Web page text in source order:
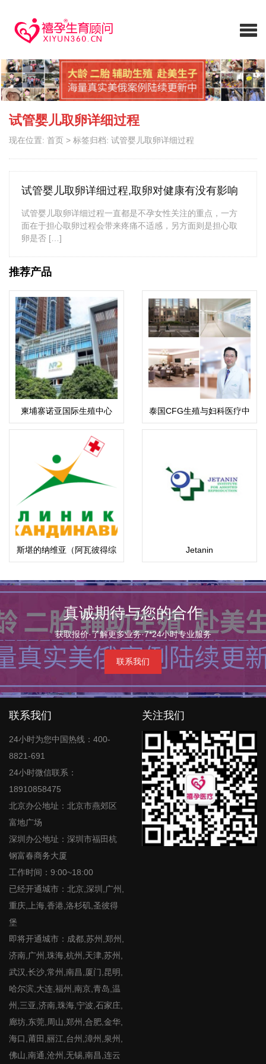
试管婴儿取卵详细过程
现在位置: 首页 > 标签归档: 试管婴儿取卵详细过程
试管婴儿取卵详细过程,取卵对健康有没有影响
试管婴儿取卵详细过程一直都是不孕女性关注的重点，一方
面在于担心取卵过程会带来疼痛不适感，另方面则是担心取
卵是否 […]
推荐产品
柬埔寨诺亚国际生殖中心
泰国CFG生殖与妇科医疗中
心
斯堪的纳维亚（阿瓦彼得综
合医院）
Jetanin
真诚期待与您的合作
获取报价·了解更多业务·7*24小时专业服务
联系我们
联系我们
24小时为您中国热线：400-
8821-691
24小时微信联系：
18910858475
北京办公地址：北京市燕郊区
富地广场
深圳办公地址：深圳市福田杭
钢富春商务大厦
工作时间：9:00~18:00
已经开通城市：北京,深圳,广州,
重庆,上海,香港,洛杉矶,圣彼得
堡
即将开通城市：成都,苏州,郑州,
济南,广州,珠海,杭州,天津,苏州,
武汉,长沙,常州,南昌,厦门,昆明,
哈尔滨,大连,福州,南京,青岛,温
州,三亚,济南,珠海,宁波,石家庄,
廊坊,东莞,周山,郑州,合肥,金华,
海口,莆田,丽江,台州,漳州,泉州,
佛山,南通,沧州,无锡,南昌,连云
关注我们